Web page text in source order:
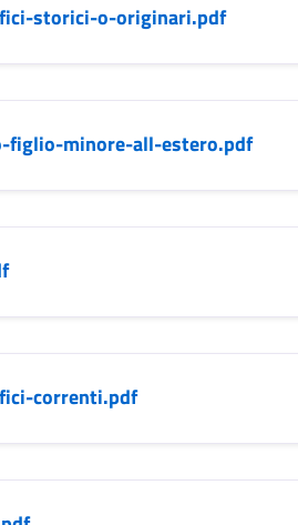
storici-o-originari.pdf
figlio-minore-all-estero.pdf
correnti.pdf